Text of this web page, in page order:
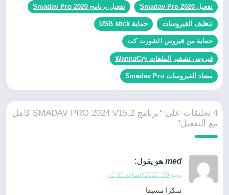
تفعيل Smadav Pro 2020 تفعيل برنامج Smadav Pro 2020
تنظيف الفيروسات حماية USB stick
حماية من فيروس الشورت كت
فيروس تشفير الملفات WannaCry
مضاد الفيروسات Smadav Pro
4 تعليقات على "برنامج SMADAV PRO 2024 V15.2 كامل
مع التفعيل"
med هو يقول:
يونيو 30, 2020 الساعة 6:35 م
شكرا مسبقا